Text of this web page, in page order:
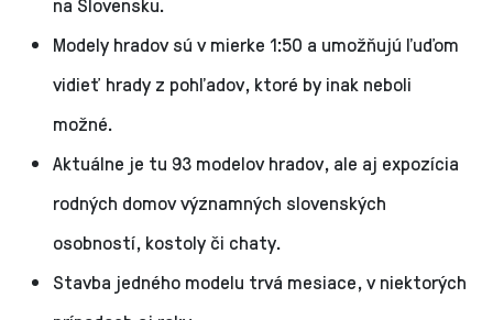
Modely hradov sú v mierke 1:50 a umožňujú ľuďom
vidieť hrady z pohľadov, ktoré by inak neboli
možné.
Aktuálne je tu 93 modelov hradov, ale aj expozícia
rodných domov významných slovenských
osobností, kostoly či chaty.
Stavba jedného modelu trvá mesiace, v niektorých